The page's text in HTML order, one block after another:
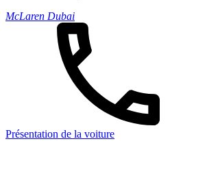
McLaren Dubai
Présentation de la voiture